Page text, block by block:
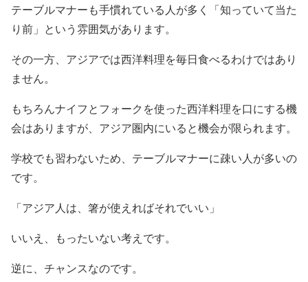
テーブルマナーも手慣れている人が多く「知っていて当た
り前」という雰囲気があります。
その一方、アジアでは西洋料理を毎日食べるわけではあり
ません。
もちろんナイフとフォークを使った西洋料理を口にする機
会はありますが、アジア圏内にいると機会が限られます。
学校でも習わないため、テーブルマナーに疎い人が多いの
です。
「アジア人は、箸が使えればそれでいい」
いいえ、もったいない考えです。
逆に、チャンスなのです。